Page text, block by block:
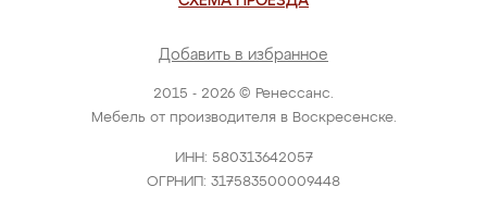
2015 - 2026 © Ренессанс.
Мебель от производителя в Воскресенске.
ИНН: 580313642057
ОГРНИП: 317583500009448
Добавить в избранное